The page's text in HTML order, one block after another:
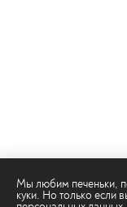
Мы любим печеньки,
куки. Но только если